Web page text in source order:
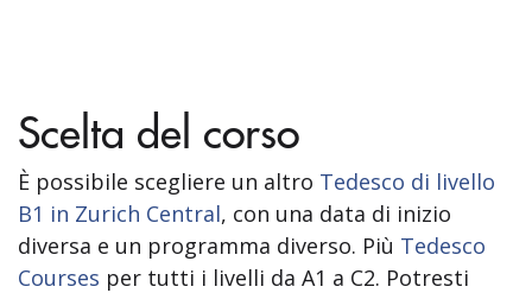
Scelta del corso
È possibile scegliere un altro Tedesco di livello
B1 in Zurich Central, con una data di inizio
diversa e un programma diverso. Più Tedesco
Courses per tutti i livelli da A1 a C2. Potresti